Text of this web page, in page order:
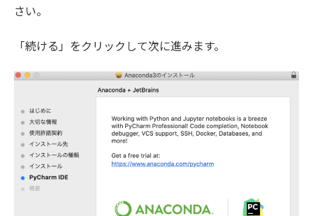
さい。
「続ける」をクリックして次に進みます。